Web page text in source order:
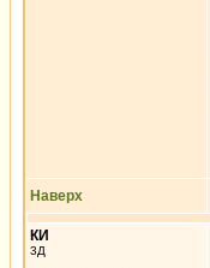
Наверх
КИ
3Д